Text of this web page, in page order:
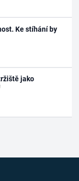
Ke stíhání by
jako